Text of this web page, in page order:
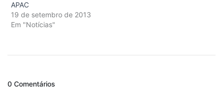
APAC
19 de setembro de 2013
Em "Notícias"
0 Comentários